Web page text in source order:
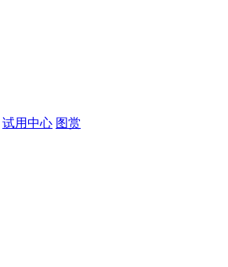
试用中心 图赏